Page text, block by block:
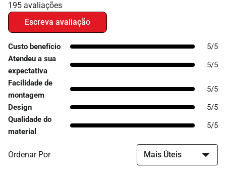
195 avaliações
Custo benefício
5/5
Atendeu a sua
expectativa
5/5
Facilidade de
montagem
5/5
Design
5/5
Qualidade do
material
5/5
Ordenar Por